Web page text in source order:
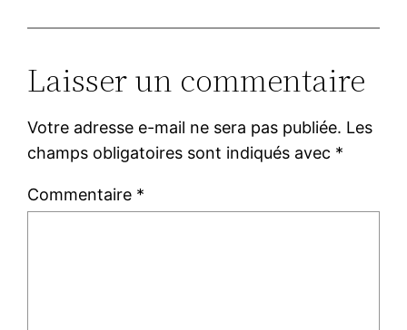
Laisser un commentaire
Votre adresse e-mail ne sera pas publiée. Les
champs obligatoires sont indiqués avec *
Commentaire *